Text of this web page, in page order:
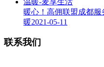
暖心！高佣联盟成都
暖2021-05-11
联系我们